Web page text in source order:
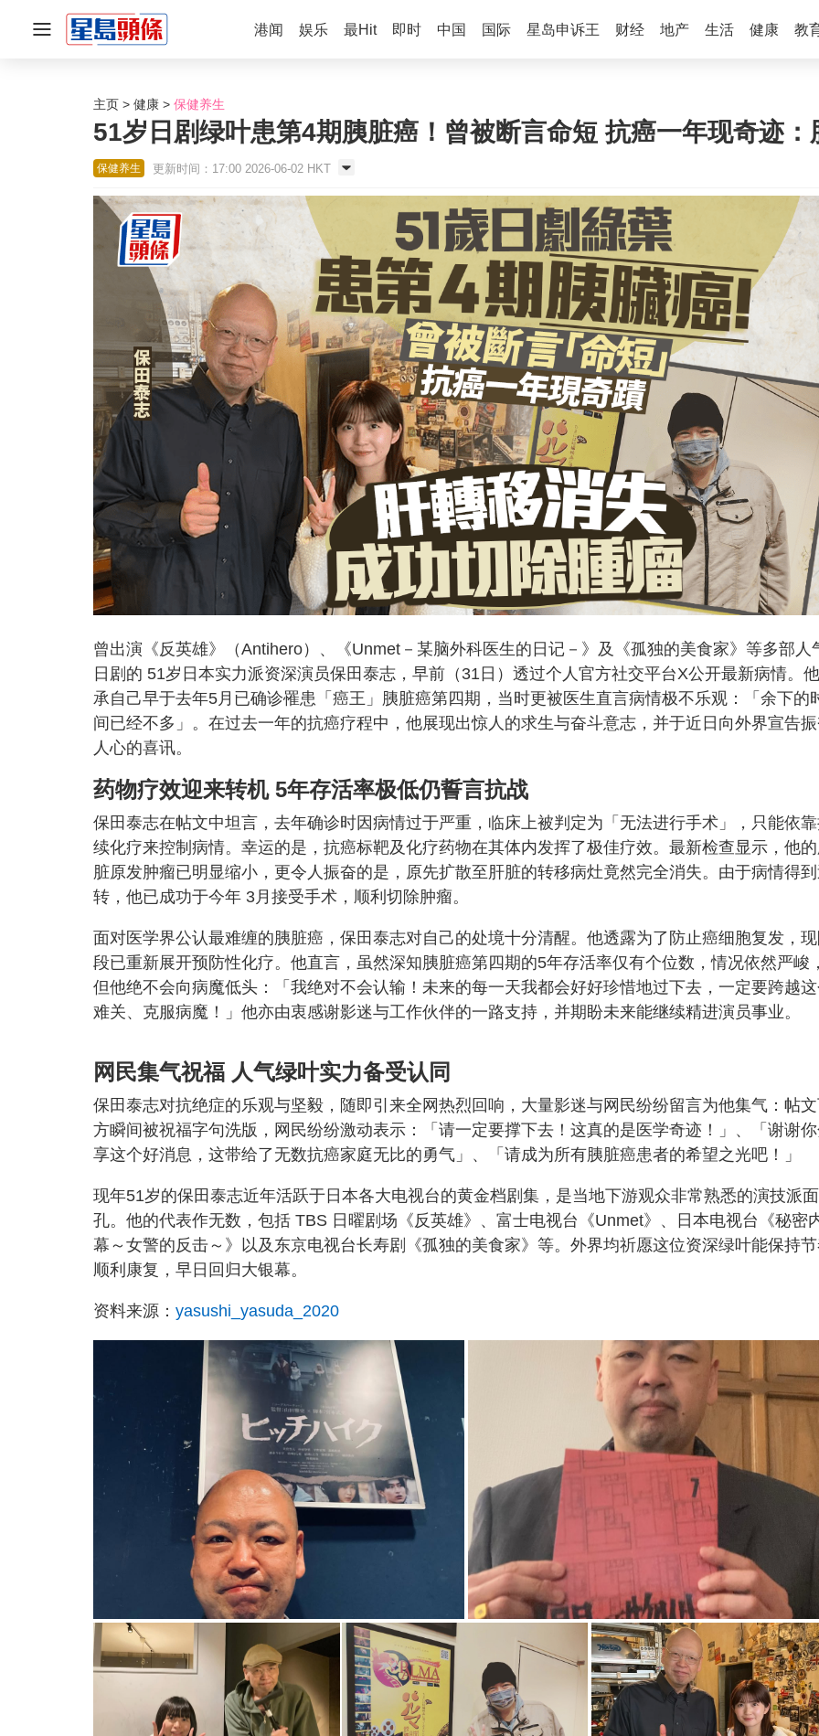
港闻 娱乐 最Hit 即时 中国 国际 星岛申诉王 财经 地产 生活 健康 教
主页 健康 保健养生
51岁日剧绿叶患第4期胰脏癌！曾被断言命短 抗癌一年现奇迹
保健养生 更新时间：17:00 2026-06-02 HKT
曾出演《反英雄》（Antihero）、《Unmet－某脑外科医生的日记－》及《孤独的美食家》等多部人
日剧的 51岁日本实力派资深演员保田泰志，早前（31日）透过个人官方社交平台X公开最新病情。
承自己早于去年5月已确诊罹患「癌王」胰脏癌第四期，当时更被医生直言病情极不乐观：「余下的
间已经不多」。在过去一年的抗癌疗程中，他展现出惊人的求生与奋斗意志，并于近日向外界宣告
人心的喜讯。
药物疗效迎来转机 5年存活率极低仍誓言抗战
保田泰志在帖文中坦言，去年确诊时因病情过于严重，临床上被判定为「无法进行手术」，只能依
续化疗来控制病情。幸运的是，抗癌标靶及化疗药物在其体内发挥了极佳疗效。最新检查显示，他
脏原发肿瘤已明显缩小，更令人振奋的是，原先扩散至肝脏的转移病灶竟然完全消失。由于病情得
转，他已成功于今年 3月接受手术，顺利切除肿瘤。
面对医学界公认最难缠的胰脏癌，保田泰志对自己的处境十分清醒。他透露为了防止癌细胞复发，
段已重新展开预防性化疗。他直言，虽然深知胰脏癌第四期的5年存活率仅有个位数，情况依然严峻
但他绝不会向病魔低头：「我绝对不会认输！未来的每一天我都会好好珍惜地过下去，一定要跨越
难关、克服病魔！」他亦由衷感谢影迷与工作伙伴的一路支持，并期盼未来能继续精进演员事业。
网民集气祝福 人气绿叶实力备受认同
保田泰志对抗绝症的乐观与坚毅，随即引来全网热烈回响，大量影迷与网民纷纷留言为他集气：帖
方瞬间被祝福字句洗版，网民纷纷激动表示：「请一定要撑下去！这真的是医学奇迹！」、「谢谢
享这个好消息，这带给了无数抗癌家庭无比的勇气」、「请成为所有胰脏癌患者的希望之光吧！」
现年51岁的保田泰志近年活跃于日本各大电视台的黄金档剧集，是当地下游观众非常熟悉的演技派面
孔。他的代表作无数，包括 TBS 日曜剧场《反英雄》、富士电视台《Unmet》、日本电视台《秘密
幕～女警的反击～》以及东京电视台长寿剧《孤独的美食家》等。外界均祈愿这位资深绿叶能保持
顺利康复，早日回归大银幕。
资料来源： yasushi_yasuda_2020